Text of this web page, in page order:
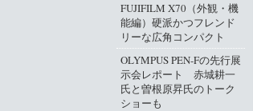
FUJIFILM X70（外観・機
能編）硬派かつフレンド
リーな広角コンパクト
OLYMPUS PEN-Fの先行展
示会レポート 赤城耕一
氏と曽根原昇氏のトーク
ショーも